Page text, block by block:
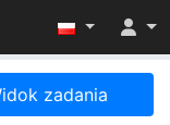
zadania